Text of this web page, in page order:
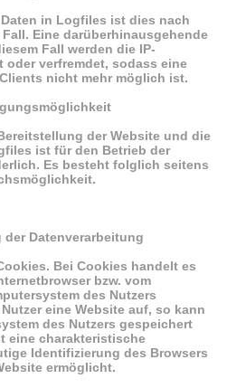
in Logfiles ist dies nach
Eine darüberhinausgehende
Fall werden die IP-
oder verfremdet, sodass eine
nicht mehr möglich ist.
der Website und die
ist für den Betrieb der
Es besteht folglich seitens
Datenverarbeitung
Bei Cookies handelt es
bzw. vom
des Nutzers
eine Website auf, so kann
des Nutzers gespeichert
eine charakteristische
Identifizierung des Browsers
ermöglicht.